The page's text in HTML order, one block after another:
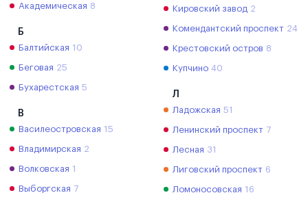
Академическая 8
Б
Балтийская 10
Беговая 25
Бухарестская 5
В
Василеостровская 15
Владимирская 2
Волковская 1
Выборгская 7
Кировский завод 2
Комендантский проспект 24
Крестовский остров 8
Купчино 40
Л
Ладожская 51
Ленинский проспект 7
Лесная 31
Лиговский проспект 6
Ломоносовская 16